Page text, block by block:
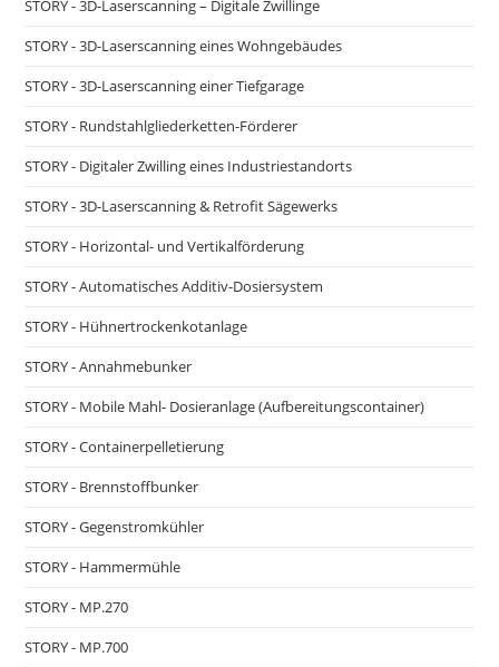
STORY - 3D-Laserscanning – Digitale Zwillinge
STORY - 3D-Laserscanning eines Wohngebäudes
STORY - 3D-Laserscanning einer Tiefgarage
STORY - Rundstahlgliederketten-Förderer
STORY - Digitaler Zwilling eines Industriestandorts
STORY - 3D-Laserscanning & Retrofit Sägewerks
STORY - Horizontal- und Vertikalförderung
STORY - Automatisches Additiv-Dosiersystem
STORY - Hühnertrockenkotanlage
STORY - Annahmebunker
STORY - Mobile Mahl- Dosieranlage (Aufbereitungscontainer)
STORY - Containerpelletierung
STORY - Brennstoffbunker
STORY - Gegenstromkühler
STORY - Hammermühle
STORY - MP.270
STORY - MP.700